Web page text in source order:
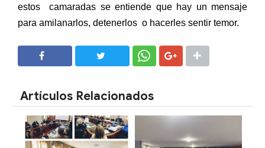
estos
camaradas se entiende que hay un mensaje
para amilanarlos, detenerlos o hacerles sentir temor.
Artículos Relacionados